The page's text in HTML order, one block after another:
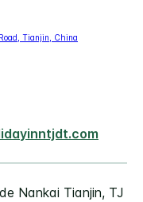
Nankai Tianjin, TJ